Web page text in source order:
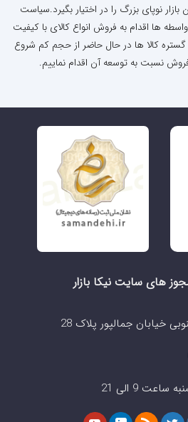
نوپای بزرگ را در اختیار بگیرد.سیاست
ها اقدام به فروش انواع کالای با کیفیت
گستره کالا ها در حال حاضر از حجم کم شروع
نسبت به توسعه آن اقدام نماییم.
های سایت نیکا بازار
خیابان جمالپور پلاک 28
9 الی 21